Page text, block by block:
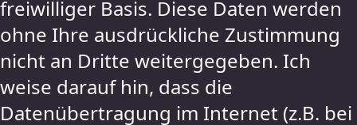
freiwilliger Basis. Diese Daten werden
ohne Ihre ausdrückliche Zustimmung
nicht an Dritte weitergegeben. Ich
weise darauf hin, dass die
Datenübertragung im Internet (z.B. bei